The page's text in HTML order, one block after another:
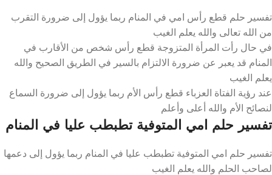
تفسير حلم قطع رأس امي في المنام ربما يؤول إلى ضرورة التقرب
من الله تعالى والله يعلم الغيب
في حال رأت المرأة المتزوجة قطع رأس شخص من الأقارب في
المنام قد يعبر عن ضرورة الالتزام بالسير في الطريق الصحيح والله
يعلم الغيب
عند رؤية الفتاة العزباء قطع رأس الأم ربما يؤول إلى ضرورة السماع
لنصائح الأم والله أعلى وأعلم
تفسير حلم امي المتوفية تطبطب عليا في المنام
تفسير حلم امي المتوفية تطبطب عليا في المنام ربما يؤول إلى دعمها
لصاحب الحلم والله يعلم الغيب